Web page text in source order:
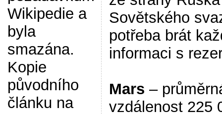
Wikipedie a
byla
smazána.
Kopie
původního
článku na
Sovětského
potřeba brát
informaci s
Mars –
vzdálenost 225